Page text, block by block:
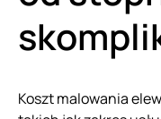
Koszt malowania